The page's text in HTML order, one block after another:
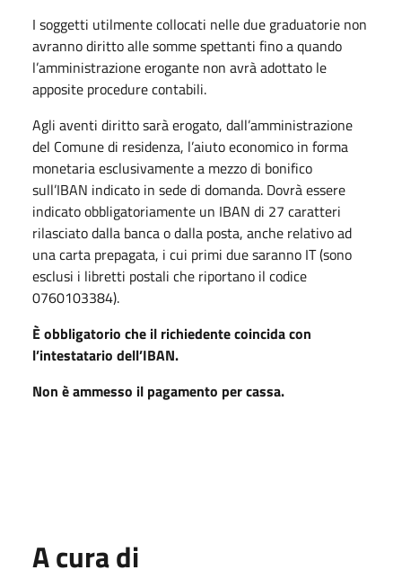
I soggetti utilmente collocati nelle due graduatorie non
avranno diritto alle somme spettanti fino a quando
l’amministrazione erogante non avrà adottato le
apposite procedure contabili.
Agli aventi diritto sarà erogato, dall’amministrazione
del Comune di residenza, l’aiuto economico in forma
monetaria esclusivamente a mezzo di bonifico
sull’IBAN indicato in sede di domanda. Dovrà essere
indicato obbligatoriamente un IBAN di 27 caratteri
rilasciato dalla banca o dalla posta, anche relativo ad
una carta prepagata, i cui primi due saranno IT (sono
esclusi i libretti postali che riportano il codice
0760103384).
È obbligatorio che il richiedente coincida con
l’intestatario dell’IBAN.
Non è ammesso il pagamento per cassa.
A cura di